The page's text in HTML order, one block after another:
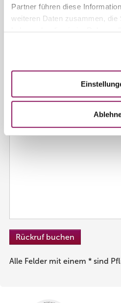
Partner führen diese
weiteren Daten zusammen, die
Nummer
Alle Felder mit einem * sind